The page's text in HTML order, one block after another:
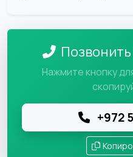
Нажмите кнопку
+972